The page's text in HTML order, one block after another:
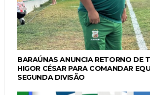
BARAÚNAS ANUNCIA RETORNO DE
HIGOR CÉSAR PARA COMANDAR
SEGUNDA DIVISÃO